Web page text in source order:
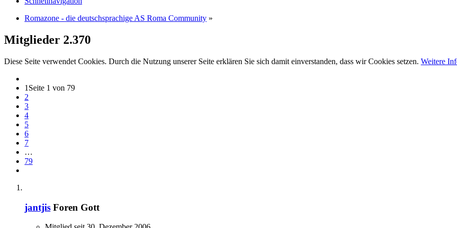
Romazone - die deutschsprachige AS Roma Community »
Mitglieder 2.370
Diese Seite verwendet Cookies. Durch die Nutzung unserer Seite erklären Sie sich damit einverstanden, dass wir Cookies setzen. Weitere
1 Seite 1 von 79
2
3
4
5
6
7
…
79
jantjis Foren Gott